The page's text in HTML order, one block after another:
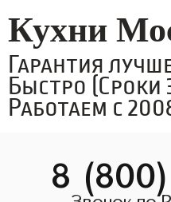
Кухни
Гарантия
Быстро (Сроки
Работаем с
8